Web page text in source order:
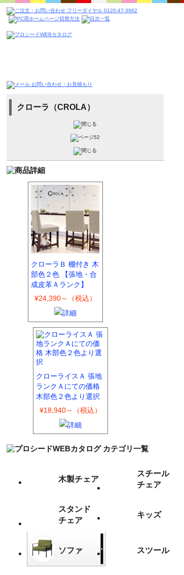
クローラ（CROLA）
クローラＢ 棚付き 木
部色２色 【張地・合
成皮革Ａランク】
¥24,390～（税込）
クローライスＡ 張地
ランクＡにての価格
木部色２色より選択
¥18,940～（税込）
木製チェア
スチール
チェア
スタンド
チェア
キッズ
ソファ スツール